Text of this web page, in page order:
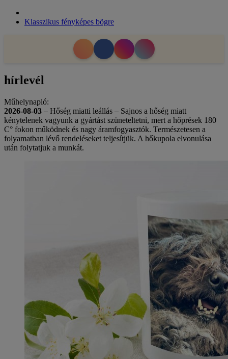
Klasszikus fényképes bögre
hírlevél
Műhelynapló:
2026-08-03 – Hőség miatti leállás – Sajnos a hőség miatt
kénytelenek vagyunk a gyártást szüneteltetni, mert a hőprések 180
C° fokon működnek és nagy áramfogyasztók. Természetesen a
folyamatban lévő rendeléseket teljesítjük. A hőkupola elvonulása
után folytatjuk a munkát.